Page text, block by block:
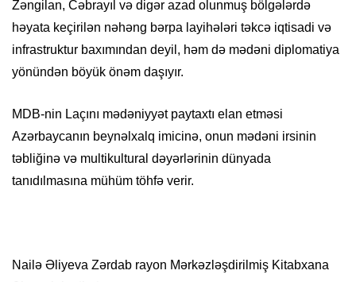
Zəngilan, Cəbrayıl və digər azad olunmuş bölgələrdə
həyata keçirilən nəhəng bərpa layihələri təkcə iqtisadi və
infrastruktur baxımından deyil, həm də mədəni diplomatiya
yönündən böyük önəm daşıyır.
MDB-nin Laçını mədəniyyət paytaxtı elan etməsi
Azərbaycanın beynəlxalq imicinə, onun mədəni irsinin
təbliğinə və multikultural dəyərlərinin dünyada
tanıdılmasına mühüm töhfə verir.
Nailə Əliyeva Zərdab rayon Mərkəzləşdirilmiş Kitabxana